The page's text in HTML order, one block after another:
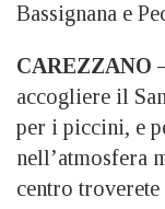
Bassignana e
CAREZZANO
accogliere il
per i piccini, e
nell’atmosfera
centro